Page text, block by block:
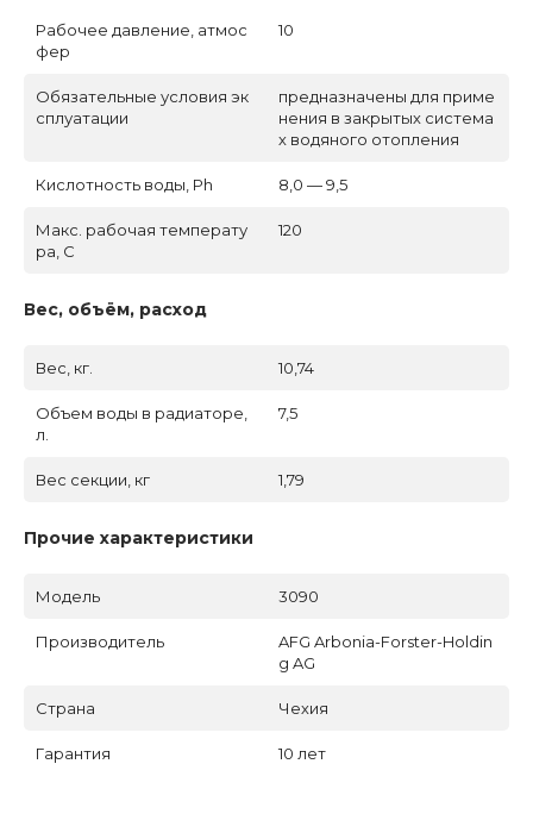
Рабочее давление, атмос
фер
10
Обязательные условия эк
сплуатации
предназначены для приме
нения в закрытых система
х водяного отопления
Кислотность воды, Ph 8,0 — 9,5
Макс. рабочая температу
ра, C
120
Вес, объём, расход
Вес, кг. 10,74
Объем воды в радиаторе,
л.
7,5
Вес секции, кг 1,79
Прочие характеристики
Модель 3090
Производитель
AFG Arbonia-Forster-Holdin
g AG
Страна Чехия
Гарантия 10 лет